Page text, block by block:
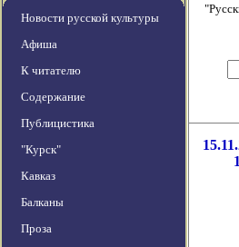
Новости русской культуры
Афиша
К читателю
Содержание
Публицистика
"Курск"
Кавказ
Балканы
Проза